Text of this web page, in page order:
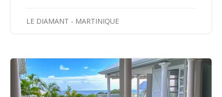
LE DIAMANT - MARTINIQUE